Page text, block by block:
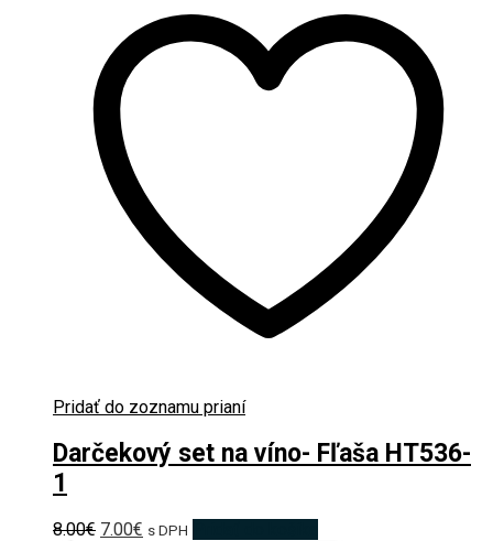
Pridať do zoznamu prianí
Darčekový set na víno- Fľaša HT536-
1
8.00€ Pôvodná
7.00€ Aktuálna
s DPH